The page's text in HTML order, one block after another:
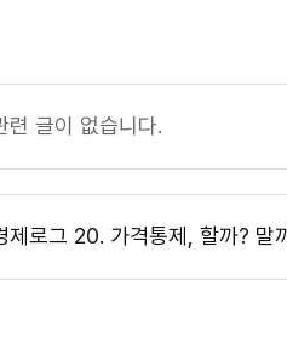
련 글이 없습니다.
제로그 20. 가격통제, 할까? 말